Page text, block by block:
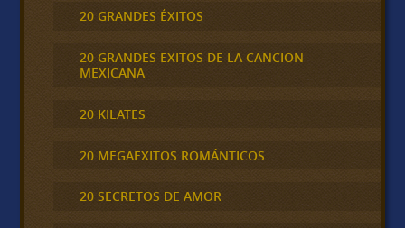
20 GRANDES ÉXITOS
20 GRANDES EXITOS DE LA CANCION
MEXICANA
20 KILATES
20 MEGAEXITOS ROMÁNTICOS
20 SECRETOS DE AMOR